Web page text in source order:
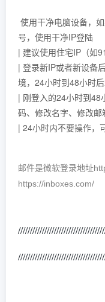
使用干净电脑设备，
号，使用干净IP登陆
| 建议使用住宅IP（如
| 登录新IP或者新设备
境，24小时到48小时
| 刚登入的24小时到48
码、修改名字、修改邮
| 24小时内不要操作，
邮件是微软登录地址
https://inboxes.com/